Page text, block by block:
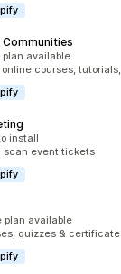
plan available
online courses,
install
scan event tickets
plan available
quizzes &